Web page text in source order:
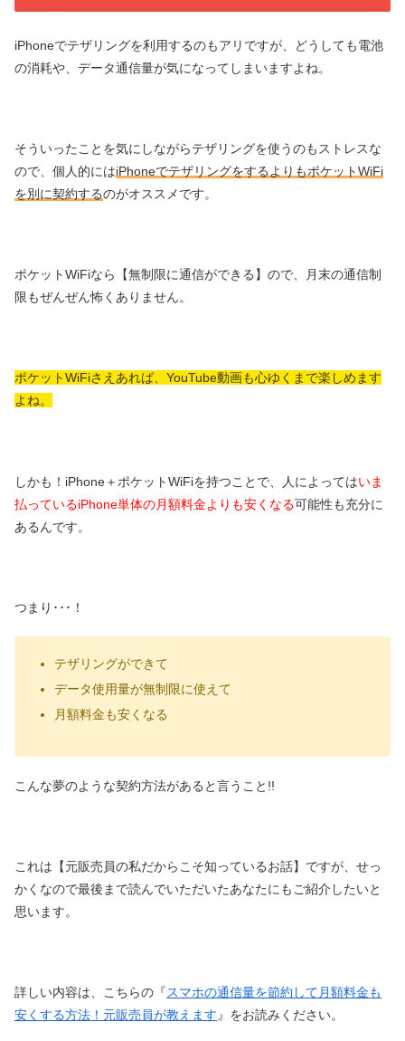
iPhoneでテザリングを利用するのもアリですが、どうしても電池
の消耗や、データ通信量が気になってしまいますよね。
そういったことを気にしながらテザリングを使うのもストレスな
ので、個人的にはiPhoneでテザリングをするよりもポケットWiFi
を別に契約するのがオススメです。
ポケットWiFiなら【無制限に通信ができる】ので、月末の通信制
限もぜんぜん怖くありません。
ポケットWiFiさえあれば、YouTube動画も心ゆくまで楽しめます
よね。
しかも！iPhone＋ポケットWiFiを持つことで、人によってはいま
払っているiPhone単体の月額料金よりも安くなる可能性も充分に
あるんです。
つまり･･･！
テザリングができて
データ使用量が無制限に使えて
月額料金も安くなる
こんな夢のような契約方法があると言うこと!!
これは【元販売員の私だからこそ知っているお話】ですが、せっ
かくなので最後まで読んでいただいたあなたにもご紹介したいと
思います。
詳しい内容は、こちらの『スマホの通信量を節約して月額料金も
安くする方法！元販売員が教えます』をお読みください。